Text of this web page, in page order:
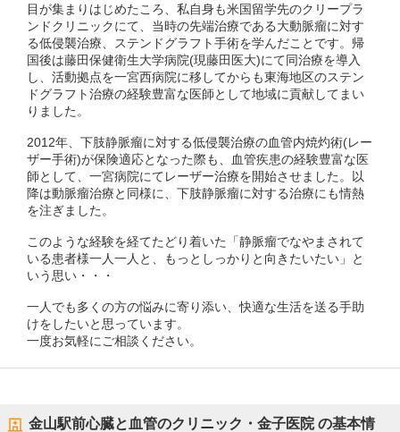
目が集まりはじめたころ、私自身も米国留学先のクリープラ
ンドクリニックにて、当時の先端治療である大動脈瘤に対す
る低侵襲治療、ステンドグラフト手術を学んだことです。帰
国後は藤田保健衛生大学病院(現藤田医大)にて同治療を導入
し、活動拠点を一宮西病院に移してからも東海地区のステン
ドグラフト治療の経験豊富な医師として地域に貢献してまい
りました。
2012年、下肢静脈瘤に対する低侵襲治療の血管内焼灼術(レー
ザー手術)が保険適応となった際も、血管疾患の経験豊富な医
師として、一宮病院にてレーザー治療を開始させました。以
降は動脈瘤治療と同様に、下肢静脈瘤に対する治療にも情熱
を注ぎました。
このような経験を経てたどり着いた「静脈瘤でなやまされて
いる患者様一人一人と、もっとしっかりと向きたいたい」と
いう思い・・・
一人でも多くの方の悩みに寄り添い、快適な生活を送る手助
けをしたいと思っています。
一度お気軽にご相談ください。
金山駅前心臓と血管のクリニック・金子医院の基本情